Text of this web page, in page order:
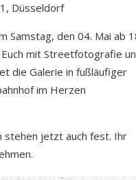
Düsseldorf
Samstag, den 04. Mai ab
mit Streetfotografie
die Galerie in fußläufiger
im Herzen
stehen jetzt auch fest. Ihr